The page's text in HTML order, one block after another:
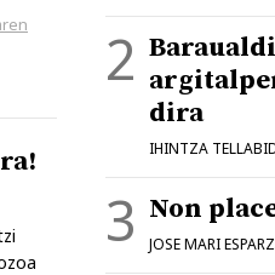
dira
IHINTZA
Non
JOSE MARI